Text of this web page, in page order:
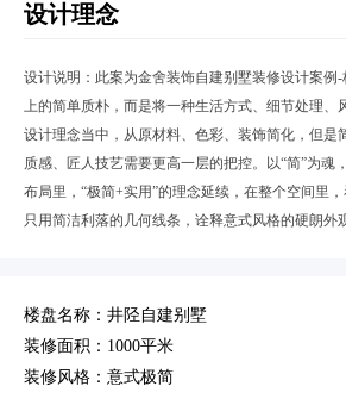
设计理念
设计说明：此案为金舍装饰自建别墅装修设计案例
上的简单质朴，而是将一种生活方式、细节处理、
设计理念当中，从原材料、色彩、装饰简化，但是
质感、匠人技艺需要更高一层的把控。以“简”为魂
布局里，“极简+实用”的理念延续，在整个空间里
只用简洁利落的几何线条，诠释意式风格的硬朗外
楼盘名称：井陉自建别墅
装修面积：1000平米
装修风格：意式极简